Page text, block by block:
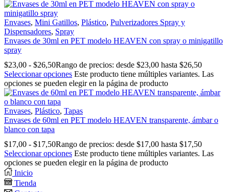
Envases, Mini Gatillos, Plástico, Pulverizadores Spray y
Dispensadores, Spray
Envases de 30ml en PET modelo HEAVEN con spray o minigatillo
spray
$23,00 - $26,50Rango de precios: desde $23,00 hasta $26,50
Seleccionar opciones Este producto tiene múltiples variantes. Las
opciones se pueden elegir en la página de producto
Envases, Plástico, Tapas
Envases de 60ml en PET modelo HEAVEN transparente, ámbar o
blanco con tapa
$17,00 - $17,50Rango de precios: desde $17,00 hasta $17,50
Seleccionar opciones Este producto tiene múltiples variantes. Las
opciones se pueden elegir en la página de producto
Inicio
Tienda